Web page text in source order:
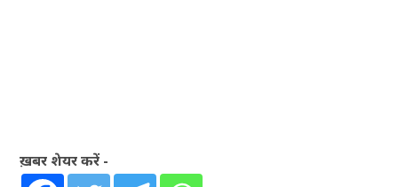
ख़बर शेयर करें -